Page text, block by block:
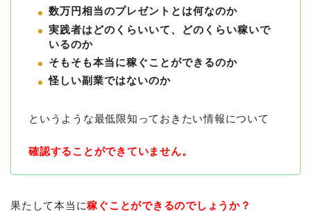
数万円相当のプレゼントとは何なのか
実践者はどのくらいいて、どのくらい稼いで
いるのか
そもそも本当に稼ぐことができるのか
怪しい副業ではないのか
というような最低限知っておきたい情報について
確認することができていません。
果たして本当に稼ぐことができるのでしょうか？